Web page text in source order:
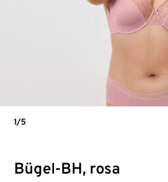
Bügel-BH, rosa
1/5